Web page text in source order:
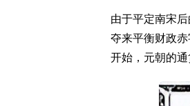
由于平定南宋
夺来平衡财政
开始，元朝的通